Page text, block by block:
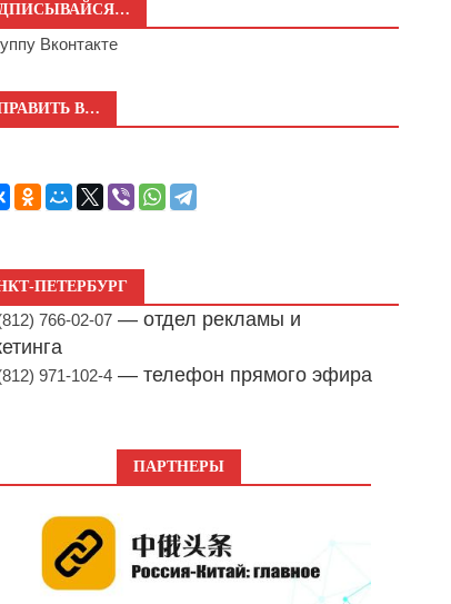
Вконтакте
В…
ПЕТЕРБУРГ
766-02-07 — отдел рекламы и
971-102-4 — телефон прямого эфира
ПАРТНЕРЫ